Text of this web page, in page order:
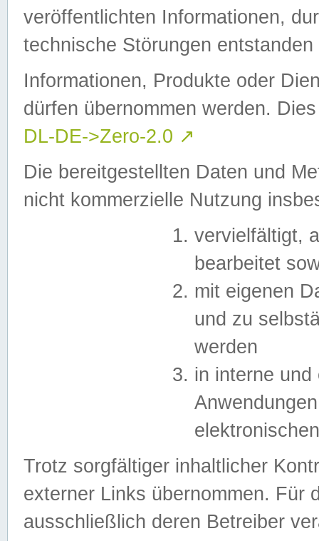
veröffentlichten Informationen,
technische Störungen
Informationen, Produkte oder
dürfen übernommen werden.
DL-DE->Zero-2.0 ↗
Die bereitgestellten Daten und
nicht kommerzielle Nutzung
vervielfältigt,
bearbeitet
mit eigenen
und zu
werden
in interne
Trotz sorgfältiger inhaltlicher
externer Links übernommen. Für
ausschließlich deren Betreiber